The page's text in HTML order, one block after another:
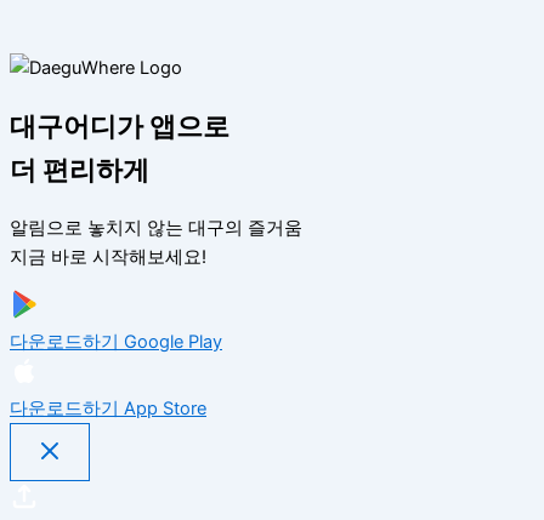
대구어디가 앱으로
더 편리하게
알림으로 놓치지 않는 대구의 즐거움
지금 바로 시작해보세요!
다운로드하기 Google Play
다운로드하기 App Store